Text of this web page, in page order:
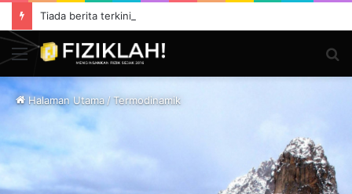
Tiada berita terkini buat masa ini.
Menu
Halaman Utama/Termodinamik